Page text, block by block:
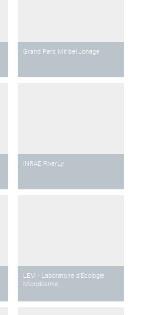
Grand Parc Miribel Jonage
INRAE RiverLy
LEM - Laboratoire d'Ecologie
Microbienne